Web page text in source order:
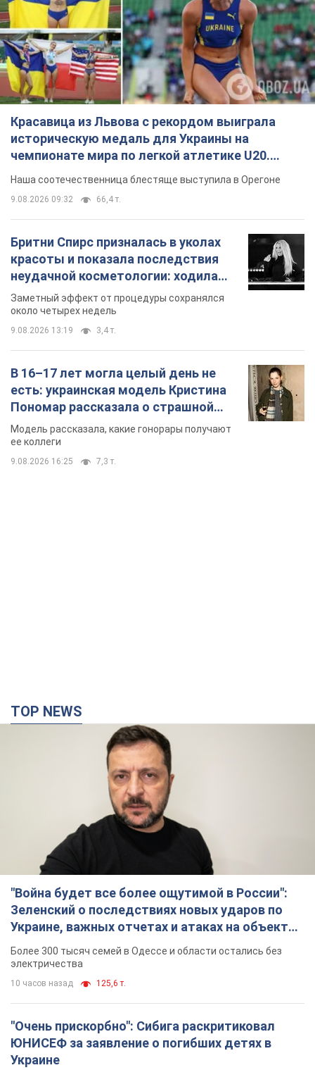
Красавица из Львова с рекордом выиграла
историческую медаль для Украины на
чемпионате мира по легкой атлетике U20.
Видео
Наша соотечественница блестяще выступила в Орегоне
9.08.2026 09:32 66,4 т.
Бритни Спирс призналась в уколах
красоты и показала последствия
неудачной косметологии: ходила
так почти месяц
Заметный эффект от процедуры сохранялся
около четырех недель
9.08.2026 13:19 3,4 т.
В 16–17 лет могла целый день не
есть: украинская модель Кристина
Пономар рассказала о страшной
стороне модельной карьеры
Модель рассказала, какие гонорары получают
ее коллеги
9.08.2026 16:25 7,3 т.
TOP NEWS
"Война будет все более ощутимой в России":
Зеленский о последствиях новых ударов по
Украине, важных отчетах и атаках на объекты
противника. Видео
Более 300 тысяч семей в Одессе и области остались без
электричества
10 часов назад 125,6 т.
"Очень прискорбно": Сибига раскритиковал
ЮНИСЕФ за заявление о погибших детях в
Украине